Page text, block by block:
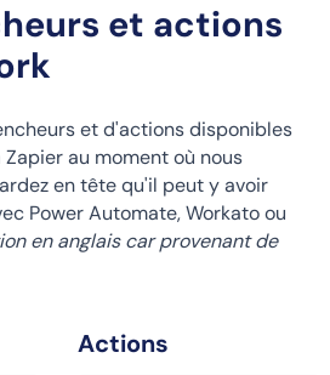
et actions
et d'actions disponibles
au moment où nous
en tête qu'il peut y avoir
Power Automate, Workato ou
en anglais car provenant de
Actions